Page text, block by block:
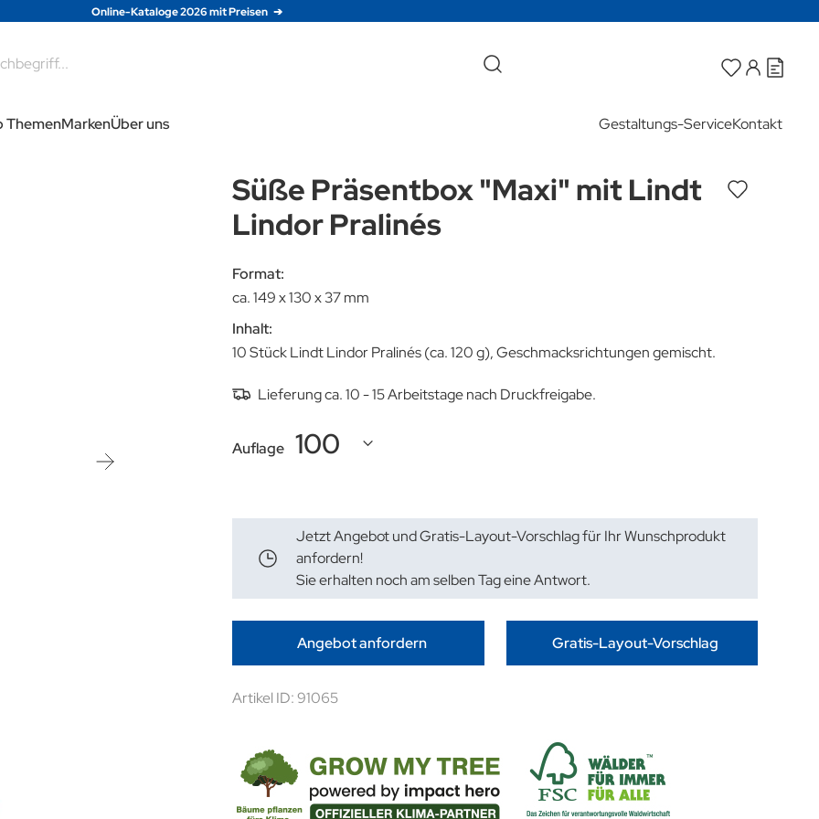
Online-Kataloge 2026 mit Preisen
ThemenMarkenÜber uns Gestaltungs-ServiceKontakt
Süße Präsentbox "Maxi" mit Lindt
Lindor Pralinés
Format:
ca. 149 x 130 x 37 mm
Inhalt:
10 Stück Lindt Lindor Pralinés (ca. 120 g), Geschmacksrichtungen gemischt.
Lieferung ca. 10 - 15 Arbeitstage nach Druckfreigabe.
Auflage
Jetzt Angebot und Gratis-Layout-Vorschlag für Ihr Wunschprodukt
anfordern!
Sie erhalten noch am selben Tag eine Antwort.
Angebot anfordern Gratis-Layout-Vorschlag
Artikel ID: 91065